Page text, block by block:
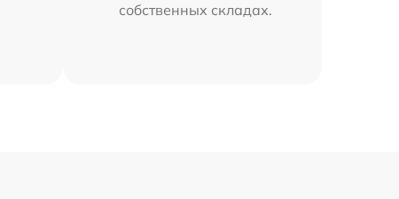
собственных складах.